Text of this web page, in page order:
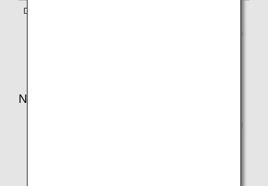
Discount Fares
The booking class is printed on the ticket and indicates
NOTES:
Partner airlines may change accrual rates and booking